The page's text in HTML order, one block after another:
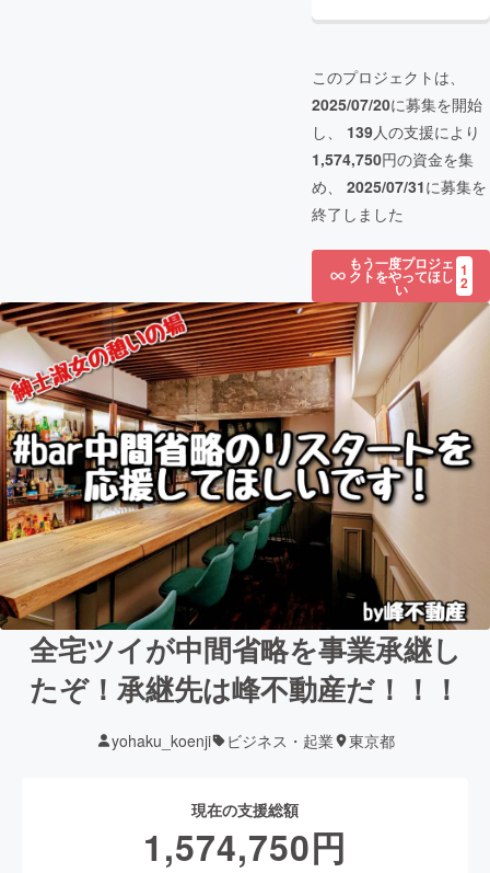
このプロジェクトは、
2025/07/20に募集を開始
し、 139人の支援により
1,574,750円の資金を集
め、 2025/07/31に募集を
終了しました
もう一度プロジェ
クトをやってほし
い
1
2
全宅ツイが中間省略を事業承継し
たぞ！承継先は峰不動産だ！！！
yohaku_koenji ビジネス・起業 東京都
現在の支援総額
1,574,750円